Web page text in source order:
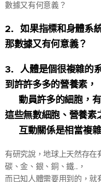
數據又有何意義？
2. 如果指標和身體系
那數據又有何意義？
3. 人體是個很複雜的
到許許多多的營養素，
動員許多的細胞，有
這些無數細胞、營養素
互動關係是相當複雜
有研究說，地球上天然存在
碳、金、銀、銅、鐵...，
而已知人體需要用到的，就